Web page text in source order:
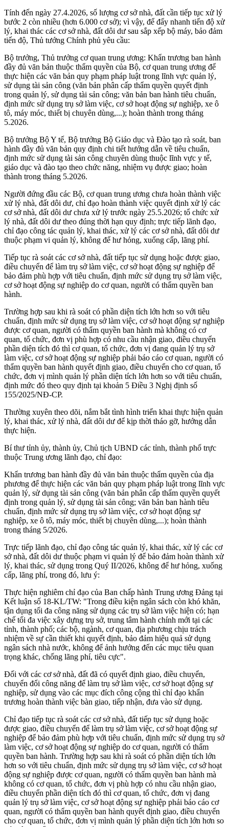
Tính đến ngày 27.4.2026, số lượng cơ sở nhà, đất cần tiếp tục xử lý
bước 2 còn nhiều (hơn 6.000 cơ sở); vì vậy, để đẩy nhanh tiến độ xử
lý, khai thác các cơ sở nhà, đất dôi dư sau sắp xếp bộ máy, bảo đảm
tiến độ, Thủ tướng Chính phủ yêu cầu:
Bộ trưởng, Thủ trưởng cơ quan trung ương: Khẩn trương ban hành
đầy đủ văn bản thuộc thẩm quyền của Bộ, cơ quan trung ương để
thực hiện các văn bản quy phạm pháp luật trong lĩnh vực quản lý,
sử dụng tài sản công (văn bản phân cấp thẩm quyền quyết định
trong quản lý, sử dụng tài sản công; văn bản ban hành tiêu chuẩn,
định mức sử dụng trụ sở làm việc, cơ sở hoạt động sự nghiệp, xe ô
tô, máy móc, thiết bị chuyên dùng,...); hoàn thành trong tháng
5.2026.
Bộ trưởng Bộ Y tế, Bộ trưởng Bộ Giáo dục và Đào tạo rà soát, ban
hành đầy đủ văn bản quy định chi tiết hướng dẫn về tiêu chuẩn,
định mức sử dụng tài sản công chuyên dùng thuộc lĩnh vực y tế,
giáo dục và đào tạo theo chức năng, nhiệm vụ được giao; hoàn
thành trong tháng 5.2026.
Người đứng đầu các Bộ, cơ quan trung ương chưa hoàn thành việc
xử lý nhà, đất dôi dư, chỉ đạo hoàn thành việc quyết định xử lý các
cơ sở nhà, đất dôi dư chưa xử lý trước ngày 25.5.2026; tổ chức xử
lý nhà, đất dôi dư theo đúng thời hạn quy định; trực tiếp lãnh đạo,
chỉ đạo công tác quản lý, khai thác, xử lý các cơ sở nhà, đất dôi dư
thuộc phạm vi quản lý, không để hư hỏng, xuống cấp, lãng phí.
Tiếp tục rà soát các cơ sở nhà, đất tiếp tục sử dụng hoặc được giao,
điều chuyển để làm trụ sở làm việc, cơ sở hoạt động sự nghiệp để
bảo đảm phù hợp với tiêu chuẩn, định mức sử dụng trụ sở làm việc,
cơ sở hoạt động sự nghiệp do cơ quan, người có thẩm quyền ban
hành.
Trường hợp sau khi rà soát có phần diện tích lớn hơn so với tiêu
chuẩn, định mức sử dụng trụ sở làm việc, cơ sở hoạt động sự nghiệp
được cơ quan, người có thẩm quyền ban hành mà không có cơ
quan, tổ chức, đơn vị phù hợp có nhu cầu nhận giao, điều chuyển
phần diện tích đó thì cơ quan, tổ chức, đơn vị đang quản lý trụ sở
làm việc, cơ sở hoạt động sự nghiệp phải báo cáo cơ quan, người có
thẩm quyền ban hành quyết định giao, điều chuyển cho cơ quan, tổ
chức, đơn vị mình quản lý phần diện tích lớn hơn so với tiêu chuẩn,
định mức đó theo quy định tại khoản 5 Điều 3 Nghị định số
155/2025/NĐ-CP.
Thường xuyên theo dõi, nắm bắt tình hình triển khai thực hiện quản
lý, khai thác, xử lý nhà, đất dôi dư để kịp thời tháo gỡ, hướng dẫn
thực hiện.
Bí thư tỉnh ủy, thành ủy, Chủ tịch UBND các tỉnh, thành phố trực
thuộc Trung ương lãnh đạo, chỉ đạo:
Khẩn trương ban hành đầy đủ văn bản thuộc thẩm quyền của địa
phương để thực hiện các văn bản quy phạm pháp luật trong lĩnh vực
quản lý, sử dụng tài sản công (văn bản phân cấp thẩm quyền quyết
định trong quản lý, sử dụng tài sản công; văn bản ban hành tiêu
chuẩn, định mức sử dụng trụ sở làm việc, cơ sở hoạt động sự
nghiệp, xe ô tô, máy móc, thiết bị chuyên dùng,...); hoàn thành
trong tháng 5/2026.
Trực tiếp lãnh đạo, chỉ đạo công tác quản lý, khai thác, xử lý các cơ
sở nhà, đất dôi dư thuộc phạm vi quản lý để bảo đảm hoàn thành xử
lý, khai thác, sử dụng trong Quý II/2026, không để hư hỏng, xuống
cấp, lãng phí, trong đó, lưu ý:
Thực hiện nghiêm chỉ đạo của Ban chấp hành Trung ương Đảng tại
Kết luận số 18-KL/TW: "Trong điều kiện ngân sách còn khó khăn,
tận dụng tối đa công năng sử dụng các trụ sở làm việc hiện có; hạn
chế tối đa việc xây dựng trụ sở, trung tâm hành chính mới tại các
tỉnh, thành phố; các bộ, ngành, cơ quan, địa phương chịu trách
nhiệm về sự cần thiết khi quyết định, bảo đảm hiệu quả sử dụng
ngân sách nhà nước, không để ảnh hưởng đến các mục tiêu quan
trọng khác, chống lãng phí, tiêu cực".
Đối với các cơ sở nhà, đất đã có quyết định giao, điều chuyển,
chuyển đổi công năng để làm trụ sở làm việc, cơ sở hoạt động sự
nghiệp, sử dụng vào các mục đích công cộng thì chỉ đạo khẩn
trương hoàn thành việc bàn giao, tiếp nhận, đưa vào sử dụng.
Chỉ đạo tiếp tục rà soát các cơ sở nhà, đất tiếp tục sử dụng hoặc
được giao, điều chuyển để làm trụ sở làm việc, cơ sở hoạt động sự
nghiệp để bảo đảm phù hợp với tiêu chuẩn, định mức sử dụng trụ sở
làm việc, cơ sở hoạt động sự nghiệp do cơ quan, người có thẩm
quyền ban hành. Trường hợp sau khi rà soát có phần diện tích lớn
hơn so với tiêu chuẩn, định mức sử dụng trụ sở làm việc, cơ sở hoạt
động sự nghiệp được cơ quan, người có thẩm quyền ban hành mà
không có cơ quan, tổ chức, đơn vị phù hợp có nhu cầu nhận giao,
điều chuyển phần diện tích đó thì cơ quan, tổ chức, đơn vị đang
quản lý trụ sở làm việc, cơ sở hoạt động sự nghiệp phải báo cáo cơ
quan, người có thẩm quyền ban hành quyết định giao, điều chuyển
cho cơ quan, tổ chức, đơn vị mình quản lý phần diện tích lớn hơn so